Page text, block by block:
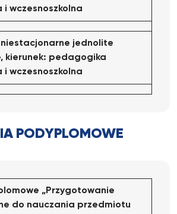
i wczesnoszkolna
jednolite
kierunek: pedagogika
i wczesnoszkolna
PODYPLOMOWE
„Przygotowanie
do nauczania przedmiotu